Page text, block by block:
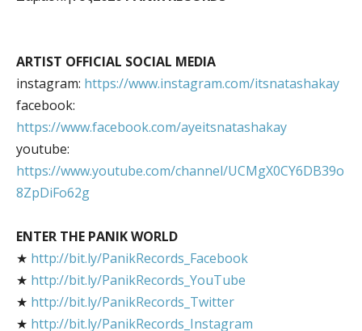
ARTIST OFFICIAL SOCIAL MEDIA
instagram: https://www.instagram.com/itsnatashakay
facebook:
https://www.facebook.com/ayeitsnatashakay
youtube:
https://www.youtube.com/channel/UCMgX0CY6DB39o
8ZpDiFo62g
ENTER THE PANIK WORLD
★ http://bit.ly/PanikRecords_Facebook
★ http://bit.ly/PanikRecords_YouTube
★ http://bit.ly/PanikRecords_Twitter
★ http://bit.ly/PanikRecords_Instagram